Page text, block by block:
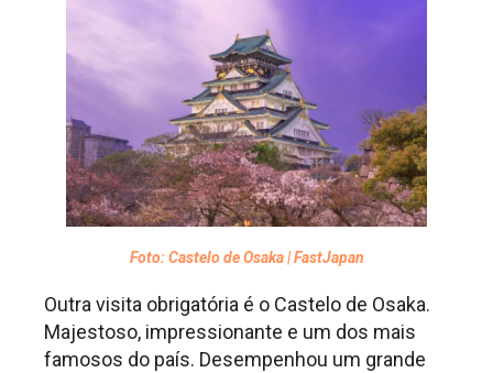
Foto: Castelo de Osaka | FastJapan
Outra visita obrigatória é o Castelo de Osaka.
Majestoso, impressionante e um dos mais
famosos do país. Desempenhou um grande